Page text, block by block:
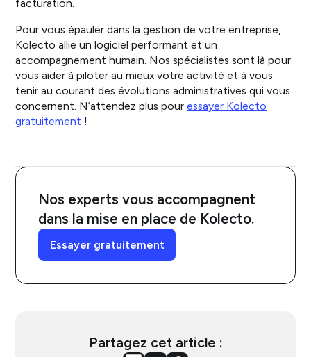
facturation.
Pour vous épauler dans la gestion de votre entreprise,
Kolecto allie un logiciel performant et un
accompagnement humain. Nos spécialistes sont là pour
vous aider à piloter au mieux votre activité et à vous
tenir au courant des évolutions administratives qui vous
concernent. N’attendez plus pouressayer Kolecto
gratuitement !
Nos experts vous accompagnent
dans la mise en place de Kolecto.
Essayer gratuitement
Partagez cet article :